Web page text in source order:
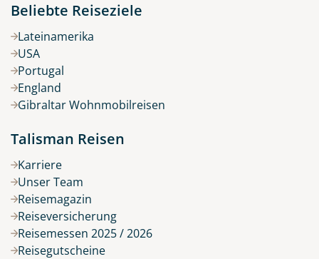
Beliebte Reiseziele
Lateinamerika
USA
Portugal
England
Gibraltar Wohnmobilreisen
Talisman Reisen
Karriere
Unser Team
Reisemagazin
Reiseversicherung
Reisemessen 2025 / 2026
Reisegutscheine